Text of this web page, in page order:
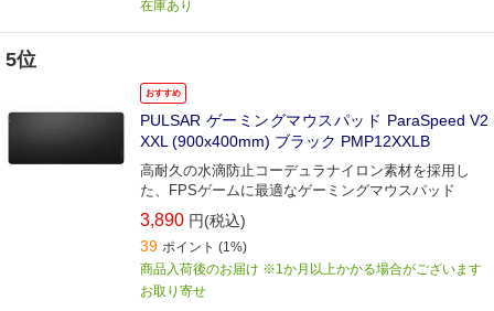
在庫あり
5位
おすすめ
PULSAR ゲーミングマウスパッド ParaSpeed V2
XXL (900x400mm) ブラック PMP12XXLB
高耐久の水滴防止コーデュラナイロン素材を採用し
た、FPSゲームに最適なゲーミングマウスパッド
3,890 円(税込)
39 ポイント (1%)
商品入荷後のお届け ※1か月以上かかる場合がございます
お取り寄せ